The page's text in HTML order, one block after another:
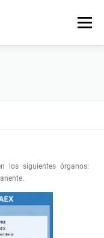
Menú
los siguientes órganos: